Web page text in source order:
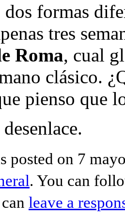
formas
tres
Roma, cual
clásico.
pienso que
posted on 7
. You can
leave a